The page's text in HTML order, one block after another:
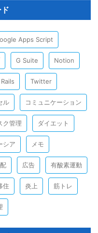
ド
Apps Script
G Suite Notion
Twitter
ル コミュニケーション
ク管理 ダイエット
シア メモ
広告 有酸素運動
住 炎上 筋トレ